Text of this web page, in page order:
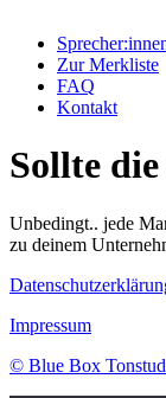
Zur Merkliste
FAQ
Kontakt
Sollte
Unbedingt.. jede
zu deinem
Impressum
© Blue Box